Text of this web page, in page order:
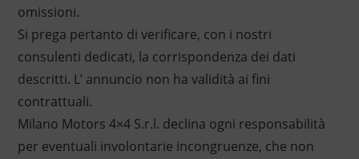
omissioni.
Si prega pertanto di verificare, con i nostri
consulenti dedicati, la corrispondenza dei dati
descritti. L’ annuncio non ha validità ai fini
contrattuali.
Milano Motors 4×4 S.r.l. declina ogni responsabilità
per eventuali involontarie incongruenze, che non